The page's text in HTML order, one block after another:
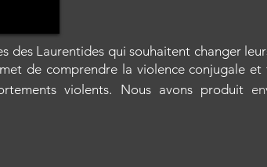
des Laurentides qui souhaitent changer
de comprendre la violence conjugale
violents. Nous avons produit